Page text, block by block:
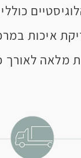
איכות
מלאה